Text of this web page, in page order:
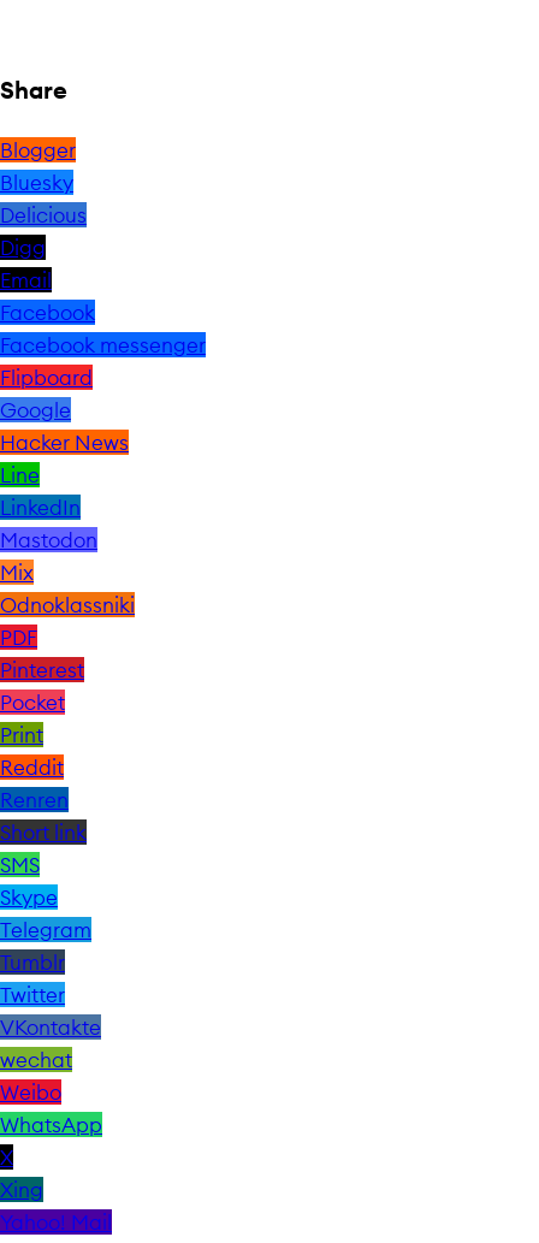
Share
Blogger
Bluesky
Delicious
Digg
Email
Facebook
Facebook messenger
Flipboard
Google
Hacker News
Line
LinkedIn
Mastodon
Mix
Odnoklassniki
PDF
Pinterest
Pocket
Print
Reddit
Renren
Short link
SMS
Skype
Telegram
Tumblr
Twitter
VKontakte
wechat
Weibo
WhatsApp
X
Xing
Yahoo! Mail